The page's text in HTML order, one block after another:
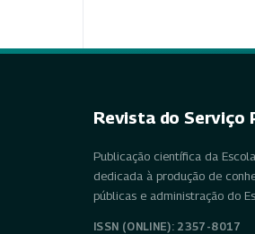
Revista do Serviço
Publicação científica da
dedicada à produção de
públicas e administração do
ISSN (ONLINE): 2357-8017